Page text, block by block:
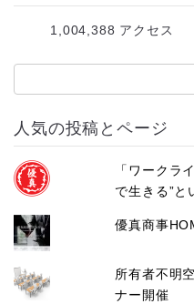
1,004,388 アクセス
人気の投稿とページ
「ワークラ
で生きる”と
優真商事
所有者不明
ナー開催